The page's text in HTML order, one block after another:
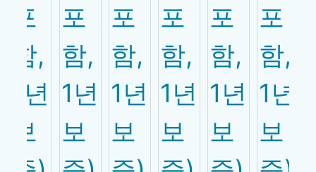
PRODUCT
벨트 필터 프레스